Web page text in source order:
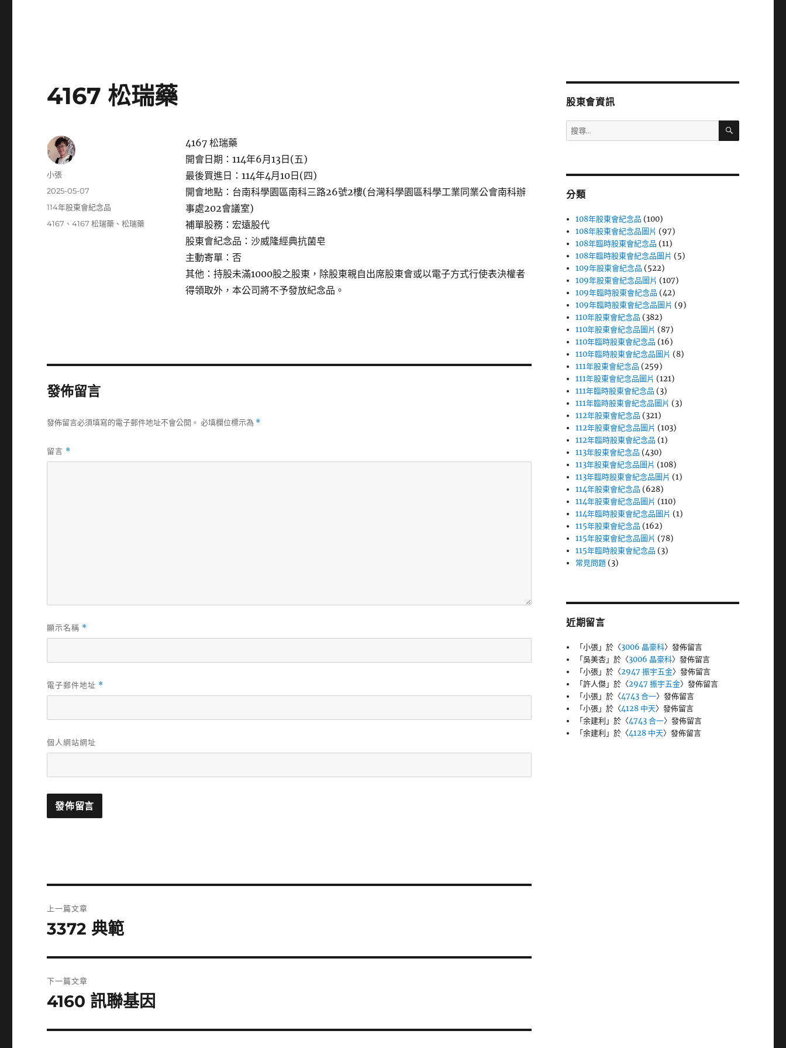
4167 松瑞藥
4167 松瑞藥
開會日期：114年6月13日(五)
最後買進日：114年4月10日(四)
開會地點：台南科學園區南科三路26號2樓(台灣科學園區科學工業同業公會南科辦
事處202會議室)
補單股務：宏遠股代
股東會紀念品：沙威隆經典抗菌皂
主動寄單：否
其他：持股未滿1000股之股東，除股東親自出席股東會或以電子方式行使表決權者
得領取外，本公司將不予發放紀念品。
作
小張
發
期:
2025-05-07
分
114年股東會紀念品
標
4167 、4167 松瑞藥 、松瑞藥
發佈留言
發佈留言必須填寫的電子郵件地址不會公開。 必填欄位標示為 *
留言 *
顯示名稱 *
電子郵件地址 *
個人網站網址
章
上一篇文章
上
篇
文
3372 典範
下一篇文章
下
篇
4160 訊聯基因
股東會資訊
搜
尋
字:
搜
分類
108年股東會紀念品 (100)
108年股東會紀念品圖片 (97)
108年臨時股東會紀念品 (11)
108年臨時股東會紀念品圖片 (5)
109年股東會紀念品 (522)
109年股東會紀念品圖片 (107)
109年臨時股東會紀念品 (42)
109年臨時股東會紀念品圖片 (9)
110年股東會紀念品 (382)
110年股東會紀念品圖片 (87)
110年臨時股東會紀念品 (16)
110年臨時股東會紀念品圖片 (8)
111年股東會紀念品 (259)
111年股東會紀念品圖片 (121)
111年臨時股東會紀念品 (3)
111年臨時股東會紀念品圖片 (3)
112年股東會紀念品 (321)
112年股東會紀念品圖片 (103)
112年臨時股東會紀念品 (1)
113年股東會紀念品 (430)
113年股東會紀念品圖片 (108)
113年臨時股東會紀念品圖片 (1)
114年股東會紀念品 (628)
114年股東會紀念品圖片 (110)
114年臨時股東會紀念品圖片 (1)
115年股東會紀念品 (162)
115年股東會紀念品圖片 (78)
115年臨時股東會紀念品 (3)
常見問題 (3)
近期留言
「小張」於〈3006 晶豪科〉發佈留言
「吳美杏」於〈3006 晶豪科〉發佈留言
「小張」於〈2947 振宇五金〉發佈留言
「許人傑」於〈2947 振宇五金〉發佈留言
「小張」於〈4743 合一〉發佈留言
「小張」於〈4128 中天〉發佈留言
「余建利 」於〈4743 合一〉發佈留言
「余建利 」於〈4128 中天〉發佈留言